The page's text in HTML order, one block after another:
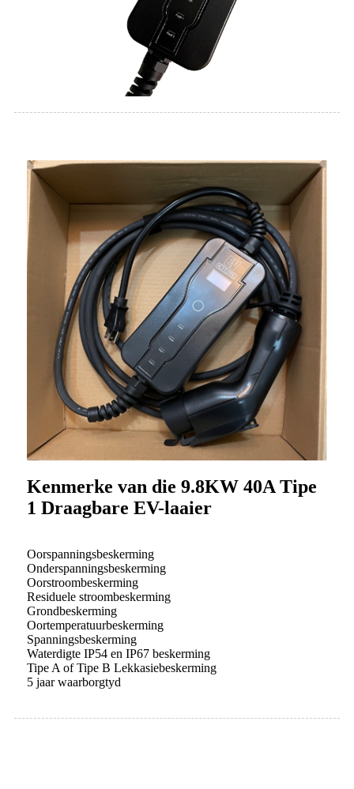
Kenmerke van die 9.8KW 40A Tipe
1 Draagbare EV-laaier
Oorspanningsbeskerming
Onderspanningsbeskerming
Oorstroombeskerming
Residuele stroombeskerming
Grondbeskerming
Oortemperatuurbeskerming
Spanningsbeskerming
Waterdigte IP54 en IP67 beskerming
Tipe A of Tipe B Lekkasiebeskerming
5 jaar waarborgtyd